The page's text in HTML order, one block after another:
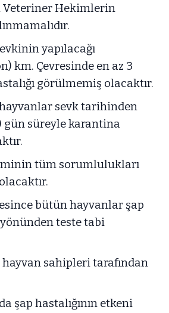
Hekimlerin
yapılacağı
km. Çevresinde en az 3
görülmemiş olacaktır.
sevk tarihinden
gün süreyle karantina
tüm sorumlulukları
bütün hayvanlar şap
yönünden teste tabi
hayvan sahipleri tarafından
şap hastalığının etkeni